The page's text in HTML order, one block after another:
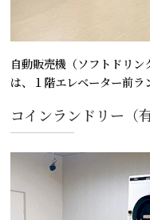
自動販売機（ソフトドリン
は、１階エレベーター前ラ
コインランドリー（